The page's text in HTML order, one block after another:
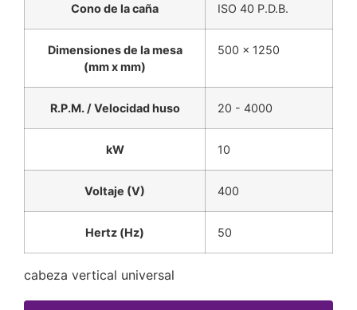
Cono de la caña ISO 40 P.D.B.
Dimensiones de la mesa
(mm x mm)
500 x 1250
R.P.M. / Velocidad huso 20 - 4000
kW 10
Voltaje (V) 400
Hertz (Hz) 50
cabeza vertical universal